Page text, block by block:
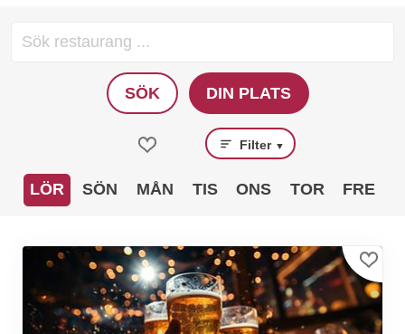
SÖK DIN PLATS
Filter ▼
LÖR SÖN MÅN TIS ONS TOR FRE